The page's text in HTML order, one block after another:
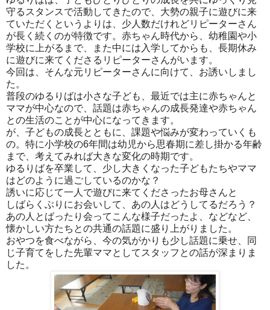
守るスタンスで活動してきたので、大勢の親子に遊びに来
ていただくというよりは、少人数だけれどリピーターさん
が長く続くのが特徴です。赤ちゃん時代から、幼稚園や小
学校に上がるまで、また中には入学してからも、長期休み
に遊びに来てくださるリピーターさんがいます。
今回は、そんな元リピーターさんに向けて、お誘いしまし
た。
普段のゆるりばは小さな子ども、最近では主に赤ちゃんと
ママが中心なので、話題は赤ちゃんの成長発達や赤ちゃん
との生活のことが中心になってきます。
が、子どもの成長とともに、課題や悩みが変わっていくも
の。特に小学校の6年間は幼児から思春期に差し掛かる年齢
まで、考えてみれば大きな変化の時期です。
ゆるりばを卒業して、少し大きくなった子どもたちやママ
はどのように過ごしているのかな？
誘いに応じて一人で遊びに来てくださったお母さんと
しばらくぶりにお会いして、あの人はどうしてるだろう？
あの人とばったり会ってこんな様子だったよ、などなど、
懐かしい方たちとの共通の話題に盛り上がりました。
おやつを食べながら、今の気がかりも少し話題に乗せ、同
じ子育てをした先輩ママとしてスタッフとの話が深まりま
した。